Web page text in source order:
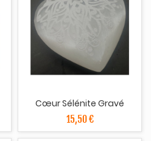
Cœur Sélénite Gravé
15,50 €